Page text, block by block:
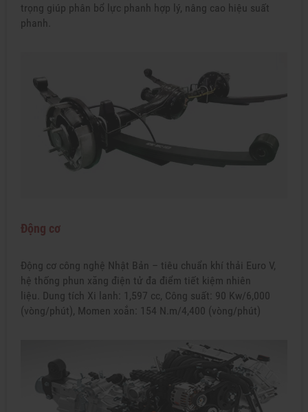
trọng giúp phân bổ lực phanh hợp lý, nâng cao hiệu suất
phanh.
Động cơ
Động cơ công nghệ Nhật Bản – tiêu chuẩn khí thải Euro V,
hệ thống phun xăng điện tử đa điểm tiết kiệm nhiên
liệu. Dung tích Xi lanh: 1,597 cc, Công suất: 90 Kw/6,000
(vòng/phút), Momen xoắn: 154 N.m/4,400 (vòng/phút)